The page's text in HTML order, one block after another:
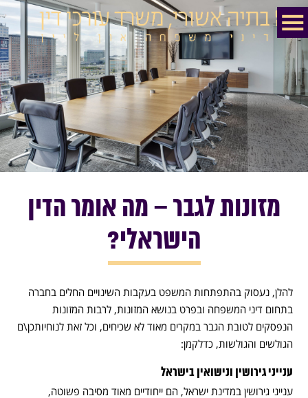
מזונות לגבר – מה אומר הדין
הישראלי?
להלן, נעסוק בהתפתחות המשפט בעקבות השינויים החלים בחברה
בתחום דיני המשפחה ובפרט בנושא המזונות, לרבות המזונות
הנפסקים לטובת הגבר במקרים מאוד לא שכיחים, וכל זאת לנוחיותכן\ם
הגולשים והגולשות, כדלקמן:
ענייני גירושין ונישואין בישראל
ענייני גירושין במדינת ישראל, הם ייחודיים מאוד מסיבה פשוטה,